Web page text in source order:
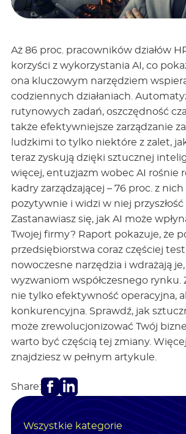
Aż 86 proc. pracowników działów
korzyści z wykorzystania AI, co
ona kluczowym narzędziem
codziennych działaniach.
rutynowych zadań, oszczędność
także efektywniejsze zarządzanie
ludzkimi to tylko niektóre z zalet,
teraz zyskują dzięki sztucznej
więcej, entuzjazm wobec AI rośnie
kadry zarządzającej – 76 proc. z
pozytywnie i widzi w niej przyszłość
Zastanawiasz się, jak AI może
Twojej firmy? Raport pokazuje, że
przedsiębiorstwa coraz częściej
nowoczesne narzędzia i wdrażają
wyzwaniom współczesnego rynku.
nie tylko efektywność operacyjna,
konkurencyjna. Sprawdź, jak
może zrewolucjonizować Twój
warto być częścią tej zmiany.
znajdziesz w pełnym artykule.
Share:
Wszystkie kategorie